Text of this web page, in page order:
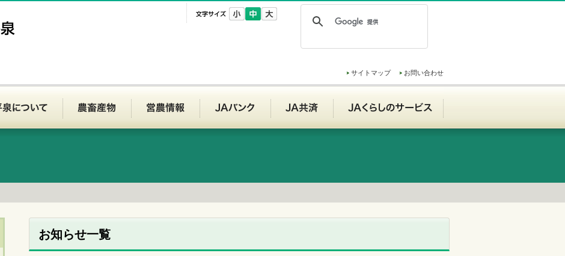
文字サイズ
サイトマップ お問い合わせ
JAいわて平泉について農畜産物 営農情報 JAバンク JA共済 JAくらしのサービス
お知らせ一覧